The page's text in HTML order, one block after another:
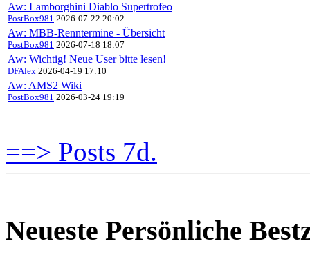
Aw: Lamborghini Diablo Supertrofeo
PostBox981 2026-07-22 20:02
Aw: MBB-Renntermine - Übersicht
PostBox981 2026-07-18 18:07
Aw: Wichtig! Neue User bitte lesen!
DFAlex 2026-04-19 17:10
Aw: AMS2 Wiki
PostBox981 2026-03-24 19:19
==> Posts 7d.
Neueste Persönliche